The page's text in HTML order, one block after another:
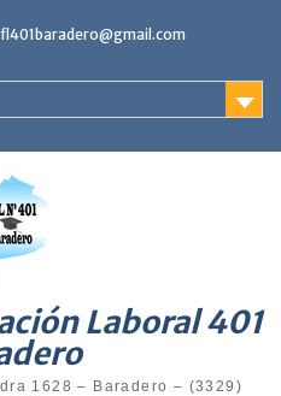
Laboral 401
1628 – Baradero – (3329)